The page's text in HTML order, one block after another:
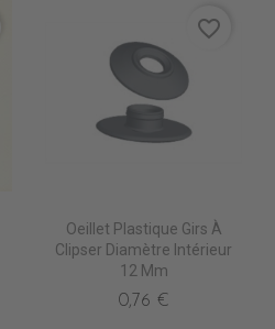
Oeillet Plastique Girs À
Clipser Diamètre Intérieur
12 Mm
0,76 €
favorite_border